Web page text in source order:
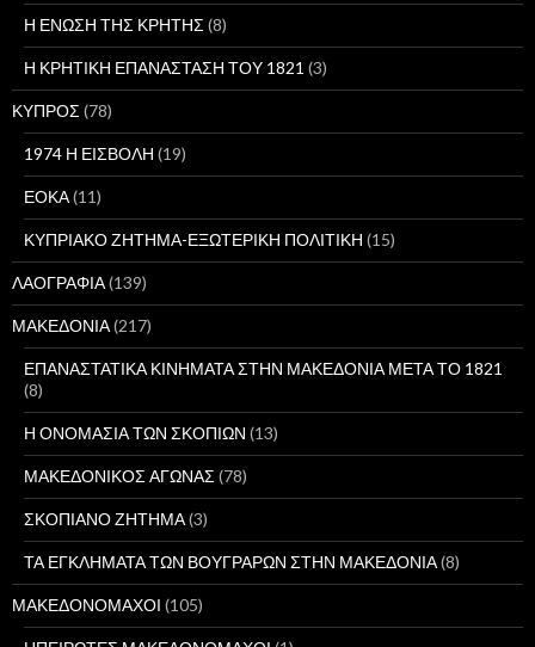
Η ΕΝΩΣΗ ΤΗΣ ΚΡΗΤΗΣ (8)
Η ΚΡΗΤΙΚΗ ΕΠΑΝΑΣΤΑΣΗ ΤΟΥ 1821 (3)
ΚΥΠΡΟΣ (78)
1974 Η ΕΙΣΒΟΛΗ (19)
ΕΟΚΑ(11)
ΚΥΠΡΙΑΚΟ ΖΗΤΗΜΑ-ΕΞΩΤΕΡΙΚΗ ΠΟΛΙΤΙΚΗ (15)
ΛΑΟΓΡΑΦΙΑ(139)
ΜΑΚΕΔΟΝΙΑ(217)
ΕΠΑΝΑΣΤΑΤΙΚΑ ΚΙΝΗΜΑΤΑ ΣΤΗΝ ΜΑΚΕΔΟΝΙΑ ΜΕΤΑ ΤΟ 1821
(8)
Η ΟΝΟΜΑΣΙΑ ΤΩΝ ΣΚΟΠΙΩΝ (13)
ΜΑΚΕΔΟΝΙΚΟΣ ΑΓΩΝΑΣ (78)
ΣΚΟΠΙΑΝΟ ΖΗΤΗΜΑ(3)
ΤΑ ΕΓΚΛΗΜΑΤΑ ΤΩΝ ΒΟΥΓΡΑΡΩΝ ΣΤΗΝ ΜΑΚΕΔΟΝΙΑ(8)
ΜΑΚΕΔΟΝΟΜΑΧΟΙ (105)